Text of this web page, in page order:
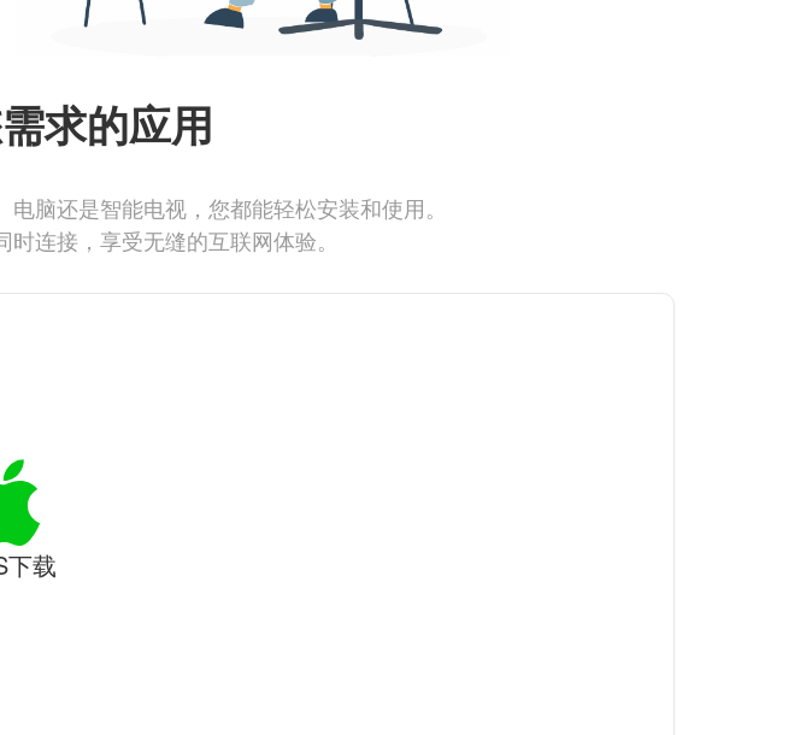
求的应用
脑还是智能电视，您都能轻松安装和使用。
连接，享受无缝的互联网体验。
下载